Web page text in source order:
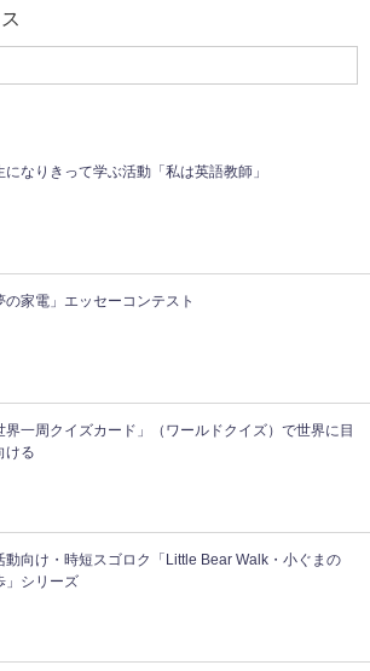
になりきって学ぶ活動「私は英語教師」
の家電」エッセーコンテスト
界一周クイズカード」（ワールドクイズ）で世界に目
ける
動向け・時短スゴロク「Little Bear Walk・小ぐまの
」シリーズ